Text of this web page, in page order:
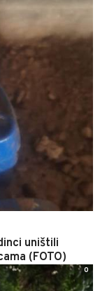
uništili
(FOTO)
0